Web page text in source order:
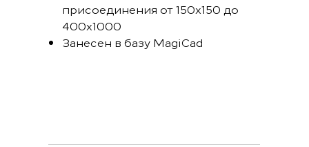
присоединения от 150х150 до
400х1000
Занесен в базу MagiCad